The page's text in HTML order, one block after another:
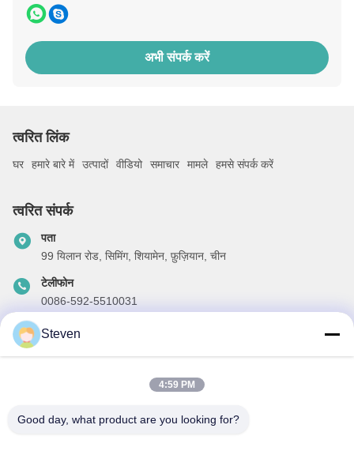
अभी संपर्क करें
त्वरित लिंक
घर हमारे बारे में उत्पादों वीडियो समाचार मामले हमसे संपर्क करें
त्वरित संपर्क
पता
99 यिलान रोड, सिमिंग, शियामेन, फ़ुज़ियान, चीन
टेलीफोन
0086-592-5510031
ईमेल
हमारा समाचार पत्र
Steven
4:59 PM
Good day, what product are you looking for?